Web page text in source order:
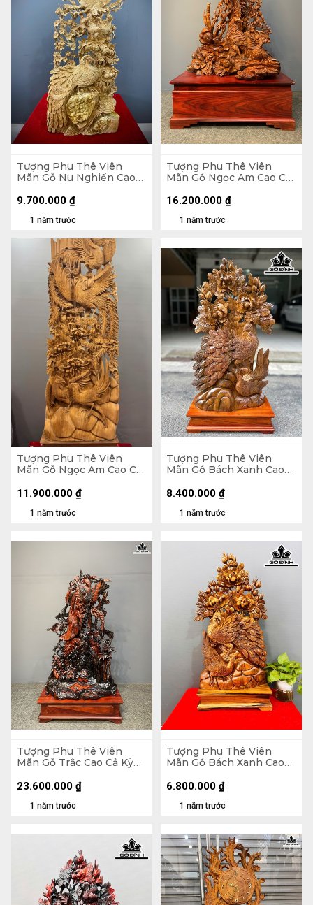
Tượng Phu Thê Viên
Mãn Gỗ Nu Nghiến Cao
1 năm trước
9.700.000 ₫
Tượng Phu Thê Viên
Mãn Gỗ Ngọc Am Cao Cả
(cm) - Kỷ Cao 35
1 năm trước
16.200.000 ₫
Tượng Phu Thê Viên
Mãn Gỗ Ngọc Am Cao Cả
(cm) - Kỷ Cao 15 (cm)
1 năm trước
11.900.000 ₫
Tượng Phu Thê Viên
Mãn Gỗ Bách Xanh Cao
(cm) - Kỷ Cao 10 (cm)
1 năm trước
8.400.000 ₫
Tượng Phu Thê Viên
Mãn Gỗ Trắc Cao Cả Kỷ
- Kỷ Cao 20 (cm)
1 năm trước
23.600.000 ₫
Tượng Phu Thê Viên
Mãn Gỗ Bách Xanh Cao
1 năm trước
6.800.000 ₫